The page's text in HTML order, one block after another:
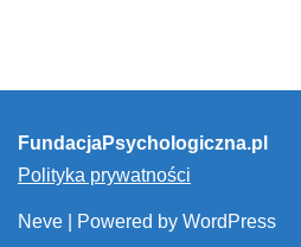
FundacjaPsychologiczna.pl
Polityka prywatności
Neve | Powered by WordPress